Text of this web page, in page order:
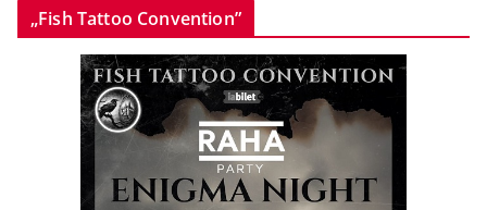
„Fish Tattoo Convention”